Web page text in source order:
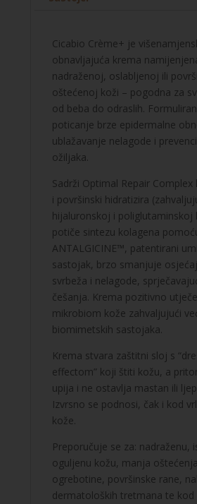
Cicabio Crème+ je
obnavljajuća krema
nadraženoj, oslabljenoj ili
oštećenoj koži – pogodna za
od beba do odraslih.
poticanje brze epidermalne
ublažavanje nelagode i
ožiljaka.
Sadrži Optimal Repair Complex
i površinski hidratizira
hijaluronskoj i poliglutaminskoj
potiče sintezu kolagena
ANTALGICINE™, patentirani
sastojak, brzo smanjuje
svrbeža i nelagode,
češanja. Krema pozitivno
mikrobiom kože zahvaljujući
biomimetskih sastojaka.
Krema stvara zaštitni sloj s
effectom” koji štiti kožu, a
upija i ne ostavlja mastan ili
Izvrsno se podnosi, čak i kod
kože.
Preporučuje se za: nadraženu,
oguljenu kožu, manja
ogrebotine, površinske rane,
dermatoloških tretmana te kod